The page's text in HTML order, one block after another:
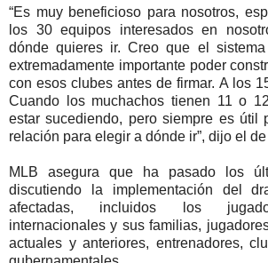
“Es muy beneficioso para nosotros,
los 30 equipos interesados en
dónde quieres ir. Creo que el
extremadamente importante poder
con esos clubes antes de firmar. A los
Cuando los muchachos tienen 11 o
estar sucediendo, pero siempre es útil
relación para elegir a dónde ir”, dijo el
MLB asegura que ha pasado los
discutiendo la implementación del
afectadas, incluidos los
internacionales y sus familias,
actuales y anteriores, entrenadores,